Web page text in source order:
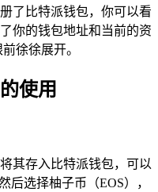
了比特派钱包，你可以看
你的钱包地址和当前的资
徐徐展开。
使用
其存入比特派钱包，可以
后选择柚子币（EOS），